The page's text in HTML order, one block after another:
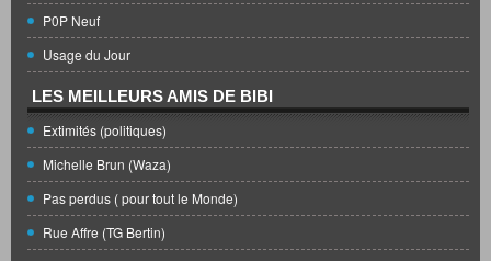
P0P Neuf
Usage du Jour
LES MEILLEURS AMIS DE BIBI
Extimités (politiques)
Michelle Brun (Waza)
Pas perdus ( pour tout le Monde)
Rue Affre (TG Bertin)